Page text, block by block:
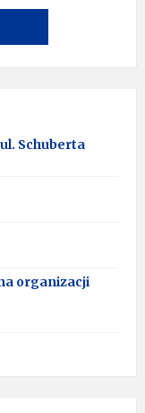
Schuberta
organizacji